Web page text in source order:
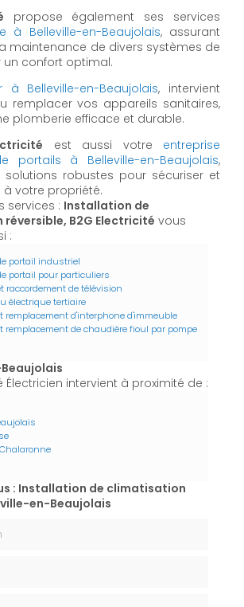
propose également ses services
à Belleville-en-Beaujolais, assurant
maintenance de divers systèmes de
confort optimal.
à Belleville-en-Beaujolais, intervient
remplacer vos appareils sanitaires,
plomberie efficace et durable.
est aussi votre entreprise
portails à Belleville-en-Beaujolais,
robustes pour sécuriser et
à votre propriété.
services : Installation de
B2G Electricité vous
:
portail industriel
portail pour particuliers
raccordement de télévision
électrique tertiaire
remplacement d'interphone d'immeuble
remplacement de chaudière fioul par pompe
Électricien intervient à proximité de :
: Installation de climatisation
en-Beaujolais